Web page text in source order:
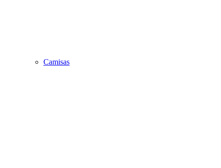
Camisas